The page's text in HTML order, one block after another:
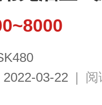
2022-03-22 | 阅